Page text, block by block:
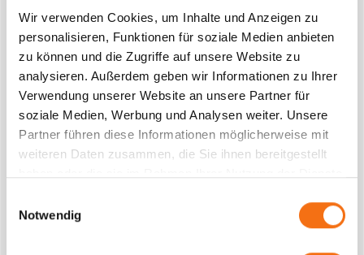
Wir verwenden Cookies, um Inhalte und Anzeigen zu
personalisieren, Funktionen für soziale Medien anbieten
zu können und die Zugriffe auf unsere Website zu
analysieren. Außerdem geben wir Informationen zu Ihrer
Verwendung unserer Website an unsere Partner für
soziale Medien, Werbung und Analysen weiter. Unsere
Partner führen diese Informationen möglicherweise mit
weiteren Daten zusammen, die Sie ihnen bereitgestellt
Notwendig
ZURÜCK ZU DEN MEDIEN